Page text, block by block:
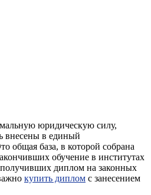
юридическую силу,
внесены в единый
общая база, в которой собрана
обучение в институтах
диплом на законных
купить диплом с занесением